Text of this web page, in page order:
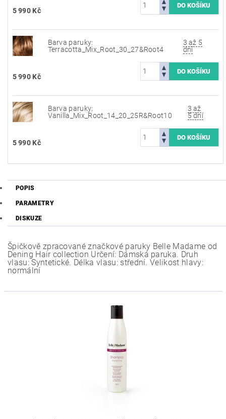
5 990 Kč
Barva paruky:
Terracotta_Mix_Root_30_27&Root4
3 až 5
dní
5 990 Kč
Barva paruky:
Vanilla_Mix_Root_14_20_25R&Root10
3 až
5 dní
5 990 Kč
POPIS
PARAMETRY
DISKUZE
Špičkově zpracované značkové paruky Belle Madame od
Dening Hair collection Určení: Dámská paruka. Druh
vlasu: Syntetické. Délka vlasu: střední. Velikost hlavy:
normální